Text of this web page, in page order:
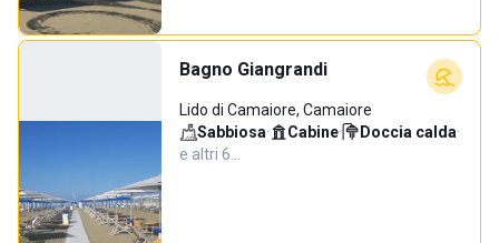
Bagno Giangrandi
Lido di Camaiore, Camaiore
Sabbiosa· Cabine· Doccia calda·
e altri 6…